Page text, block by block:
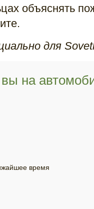
объяснять
для
на
время